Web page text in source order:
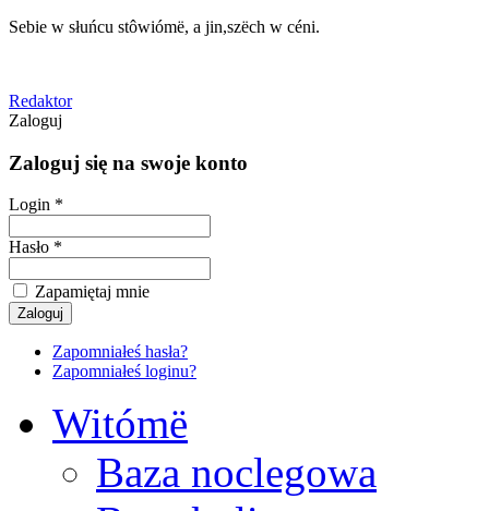
Sebie w słuńcu stôwiómë, a jin,szëch w céni.
Redaktor
Zaloguj
Zaloguj się na swoje konto
Login *
Hasło *
Zapamiętaj mnie
Zapomniałeś hasła?
Zapomniałeś loginu?
Witómë
Baza noclegowa